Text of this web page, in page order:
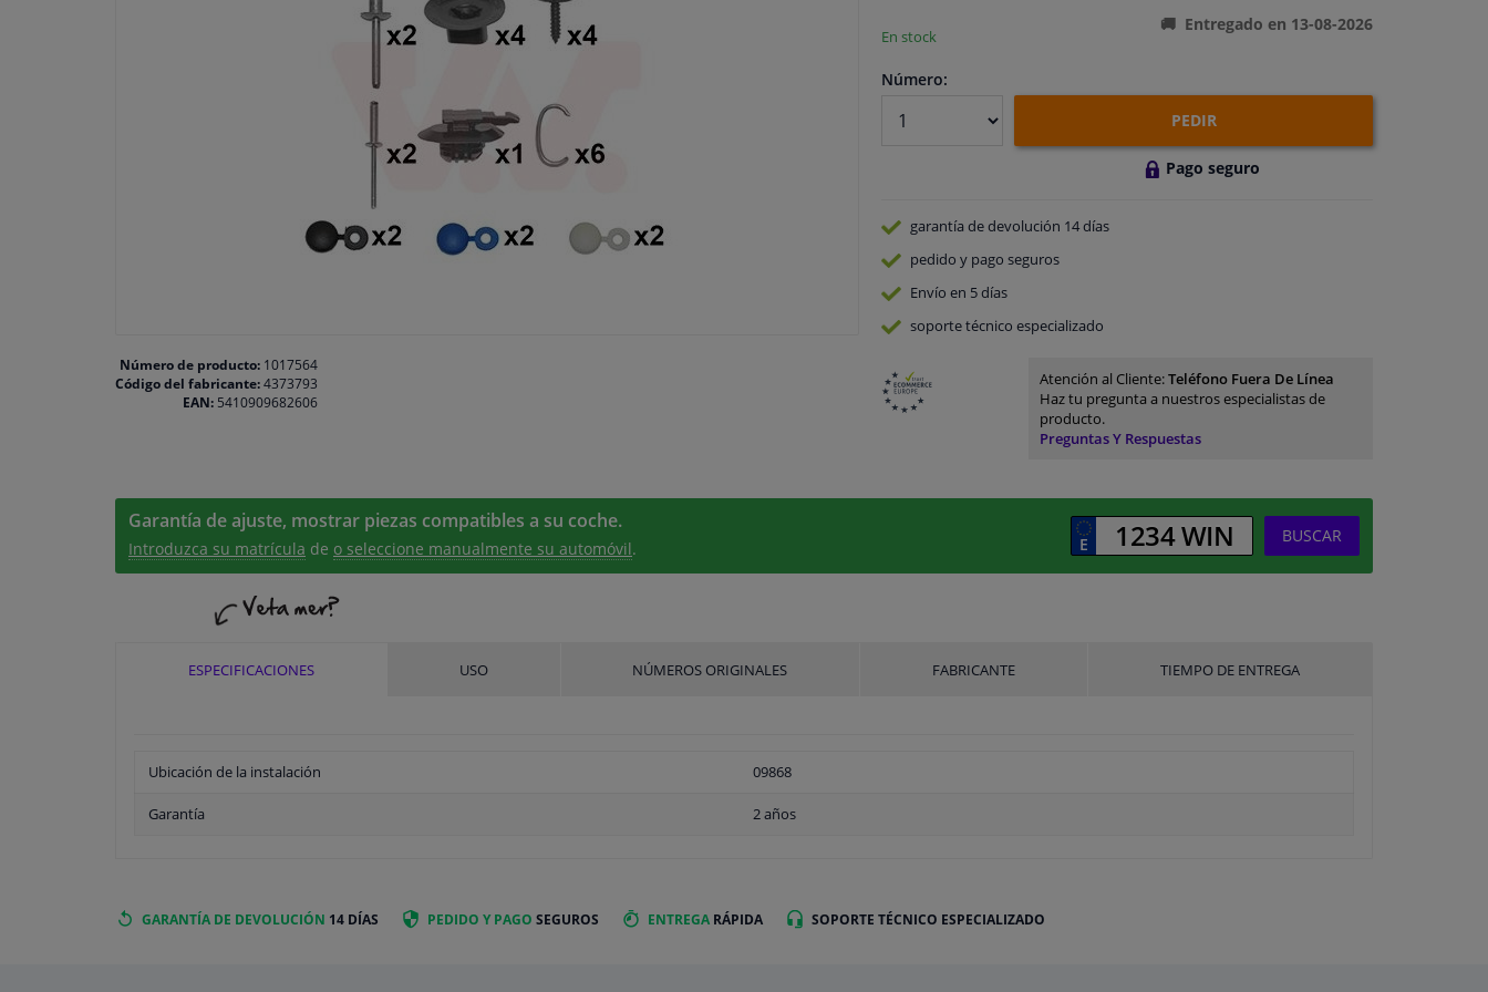
Número de producto: 1017564
Código del fabricante:4373793
EAN: 5410909682606
En stock
Entregado en 13-08-2026
Número:
PEDIR
Pago seguro
garantía de devolución 14 días
pedido y pago seguros
Envío en 5 días
soporte técnico especializado
Atención al Cliente:Teléfono Fuera De Línea
Haz tu pregunta a nuestros especialistas de
producto.
Preguntas Y Respuestas
Garantía de ajuste, mostrar piezas compatibles a su coche.
Introduzca su matrícula de o seleccione manualmente su automóvil.
BUSCAR
ESPECIFICACIONES USO NÚMEROS ORIGINALES FABRICANTE TIEMPO DE ENTREGA
Ubicación de la instalación 09868
Garantía 2 años
GARANTÍA DE DEVOLUCIÓN 14 DÍAS PEDIDO Y PAGO SEGUROS ENTREGA RÁPIDA SOPORTE TÉCNICO ESPECIALIZADO